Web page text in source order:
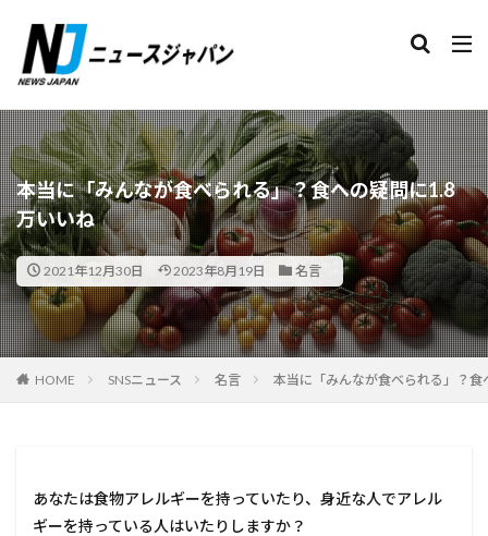
本当に「みんなが食べられる」？食への疑問に1.8
万いいね
2021年12月30日 2023年8月19日 名言
HOME SNSニュース 名言 本当に「みんなが食べられる」？
あなたは食物アレルギーを持っていたり、身近な人でアレル
ギーを持っている人はいたりしますか？
検索